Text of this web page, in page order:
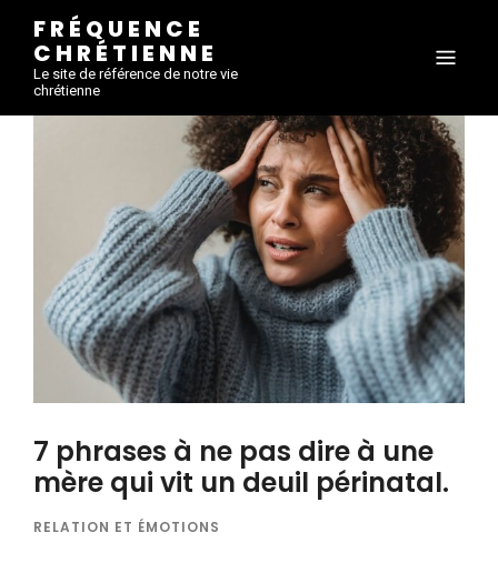
FRÉQUENCE
CHRÉTIENNE
Le site de référence de notre vie
chrétienne
7 phrases à ne pas dire à une
mère qui vit un deuil périnatal.
RELATION ET ÉMOTIONS